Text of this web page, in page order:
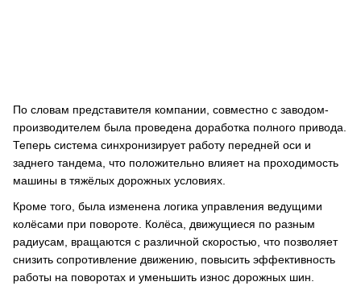
По словам представителя компании, совместно с заводом-
производителем была проведена доработка полного привода.
Теперь система синхронизирует работу передней оси и
заднего тандема, что положительно влияет на проходимость
машины в тяжёлых дорожных условиях.
Кроме того, была изменена логика управления ведущими
колёсами при повороте. Колёса, движущиеся по разным
радиусам, вращаются с различной скоростью, что позволяет
снизить сопротивление движению, повысить эффективность
работы на поворотах и уменьшить износ дорожных шин.